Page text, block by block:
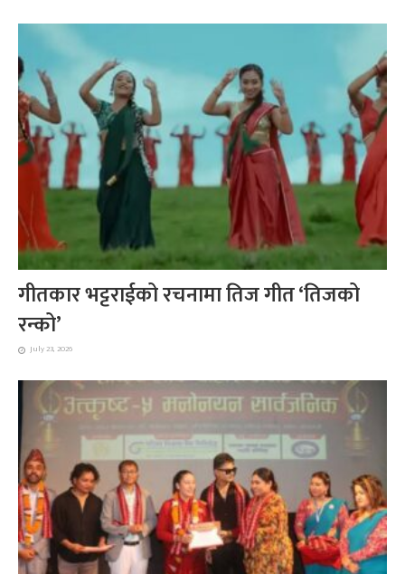
गीतकार भट्टराईको रचनामा तिज गीत ‘तिजको
रन्को’
July 23, 2026